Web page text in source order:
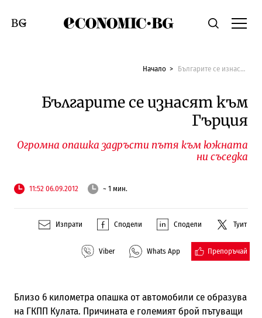
Economic.bgТърсене
Смяна на език
Начало Българите се изнасят към Гърция
Българите се изнасят към
Гърция
Огромна опашка задръсти пътя към южната
ни съседка
11:52 06.09.2012 ~ 1 мин.
Изпрати Сподели Сподели Туит
Viber Whats App Препоръчай
Близо 6 километра опашка от автомобили се образува
на ГКПП Кулата. Причината е големият брой пътуващи